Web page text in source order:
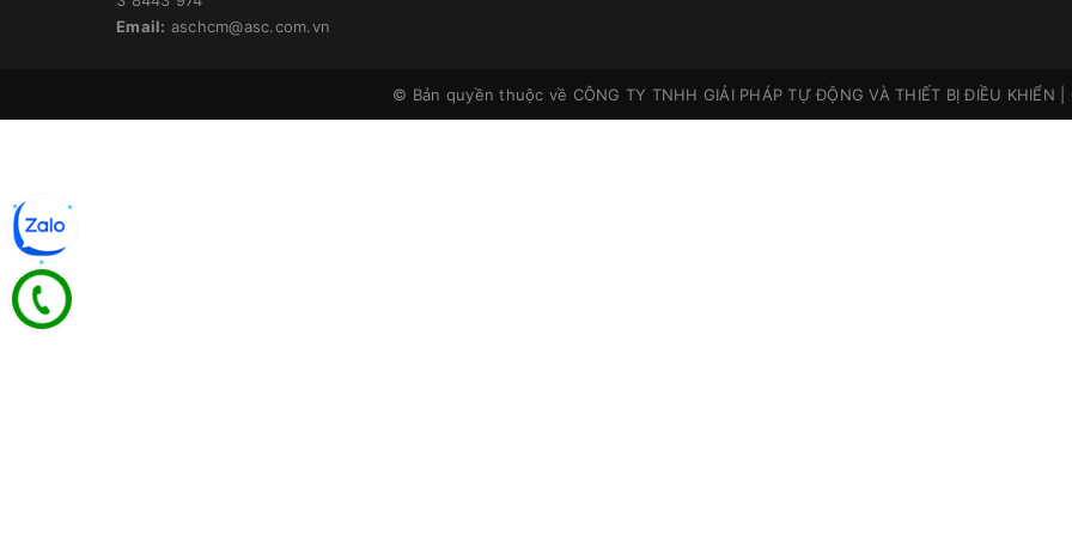
Email: aschcm@asc.com.vn
© Bản quyền thuộc về CÔNG TY TNHH GIẢI PHÁP TỰ ĐỘNG VÀ THIẾT BỊ ĐIỀU KHIỂN